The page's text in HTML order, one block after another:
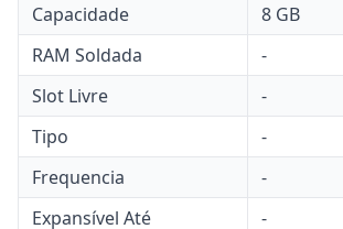
Capacidade
8 GB
RAM Soldada
-
Slot Livre
-
Tipo
-
Frequencia
-
Expansível Até
-